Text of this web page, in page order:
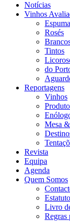
Notícias
Vinhos
Rosés
Tintos
do
Reportagens
Vinhos
Mesa
Revista
Equipa
Agenda
Quem Somos
Livro
Regras